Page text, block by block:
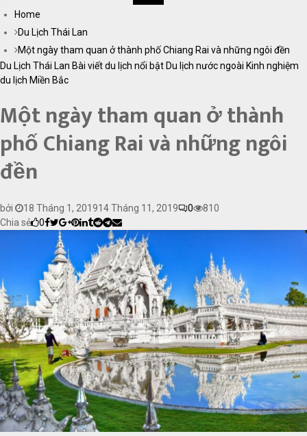
Home
Du Lịch Thái Lan
Một ngày tham quan ở thành phố Chiang Rai và những ngôi đền
Du Lịch Thái Lan Bài viết du lịch nổi bật Du lịch nước ngoài Kinh nghiệm
du lịch Miền Bắc
Một ngày tham quan ở thành
phố Chiang Rai và những ngôi
đền
bởi 18 Tháng 1, 201914 Tháng 11, 2019 0
810
Chia sẻ
0